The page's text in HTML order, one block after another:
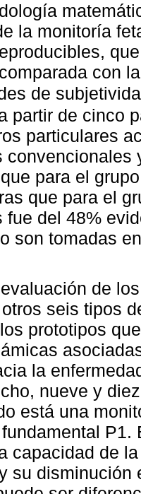
la monitoría
con
de
partir de cinco
particulares
convencionales
para el
que para el
fue del 48%
son tomadas
de
seis tipos
prototipos
la
nueve y
está una
capacidad de
su disminución